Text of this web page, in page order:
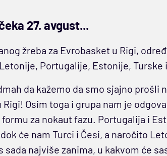
27. avgust...
žreba za Evrobasket u Rigi,
Portugalije, Estonije, Turske i
da kažemo da smo sjajno prošli
Osim toga i grupa nam je
za nokaut fazu. Portugalija i
će nam Turci i Česi, a naročito
sada najviše zanima, u kakvom će